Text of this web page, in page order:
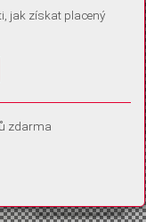
zařízení, abychom se
upravit ve Správě
jak získat placený
zdarma